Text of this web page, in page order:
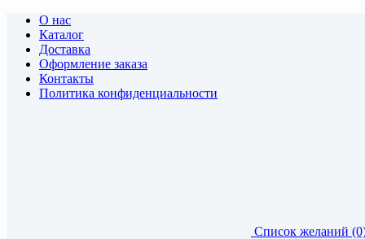
О нас
Каталог
Доставка
Оформление заказа
Контакты
Политика конфиденциальности
Список желаний